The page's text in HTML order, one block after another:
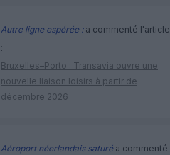
Autre ligne espérée :a commenté l'article
:
Bruxelles–Porto : Transavia ouvre une
nouvelle liaison loisirs à partir de
décembre 2026
Aéroport néerlandais saturéa commenté